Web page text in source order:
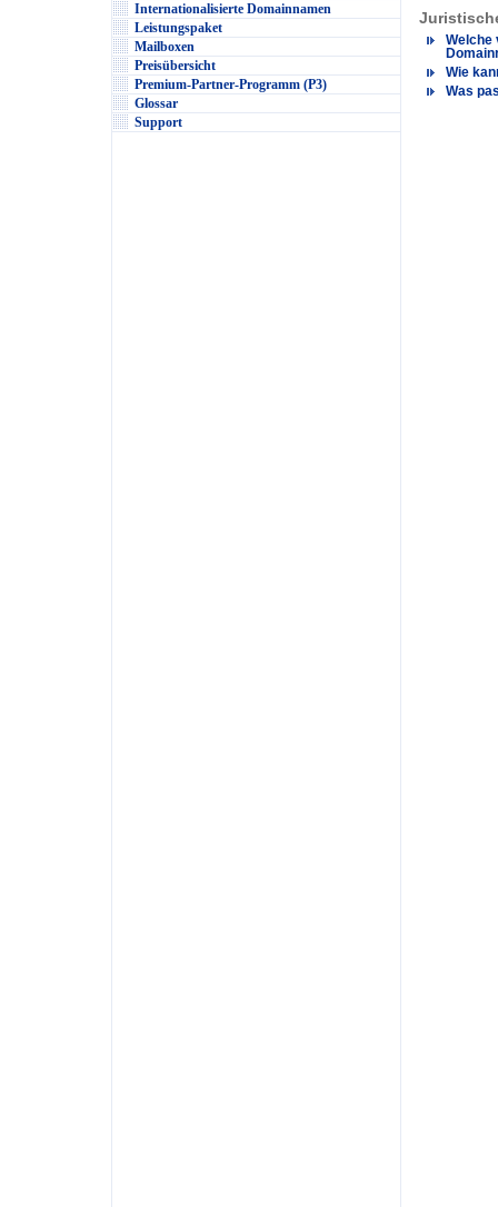
Internationalisierte Domainnamen
Leistungspaket
Mailboxen
Preisübersicht
Premium-Partner-Programm (P3)
Glossar
Support
Welche
Wie
Was